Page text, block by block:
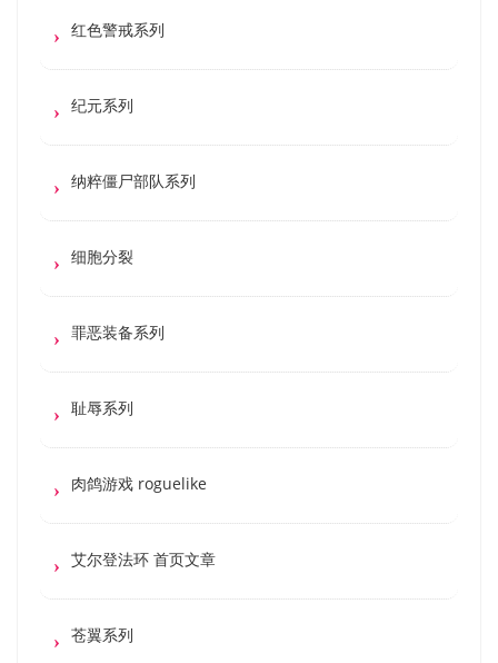
红色警戒系列
纪元系列
纳粹僵尸部队系列
细胞分裂
罪恶装备系列
耻辱系列
肉鸽游戏 roguelike
艾尔登法环 首页文章
苍翼系列